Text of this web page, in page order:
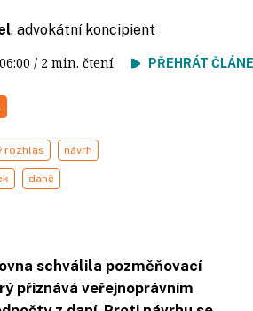
, advokátní koncipient
06:00 / 2 min. čtení PŘEHRÁT
rozhlas návrh
daně
schválila pozměňovací
přiznává veřejnoprávním